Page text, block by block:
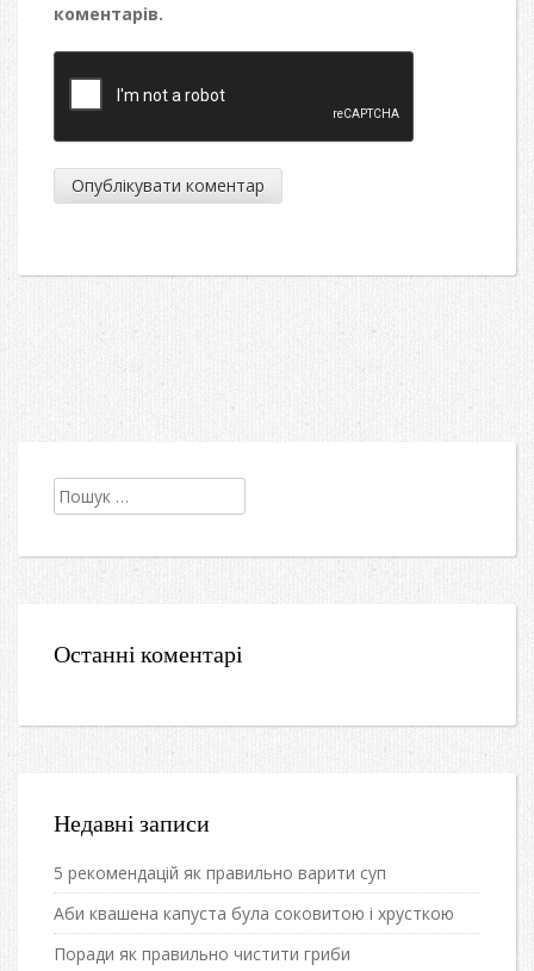
коментарів.
Пошук:
Останні коментарі
Недавні записи
5 рекомендацій як правильно варити суп
Аби квашена капуста була соковитою і хрусткою
Поради як правильно чистити гриби